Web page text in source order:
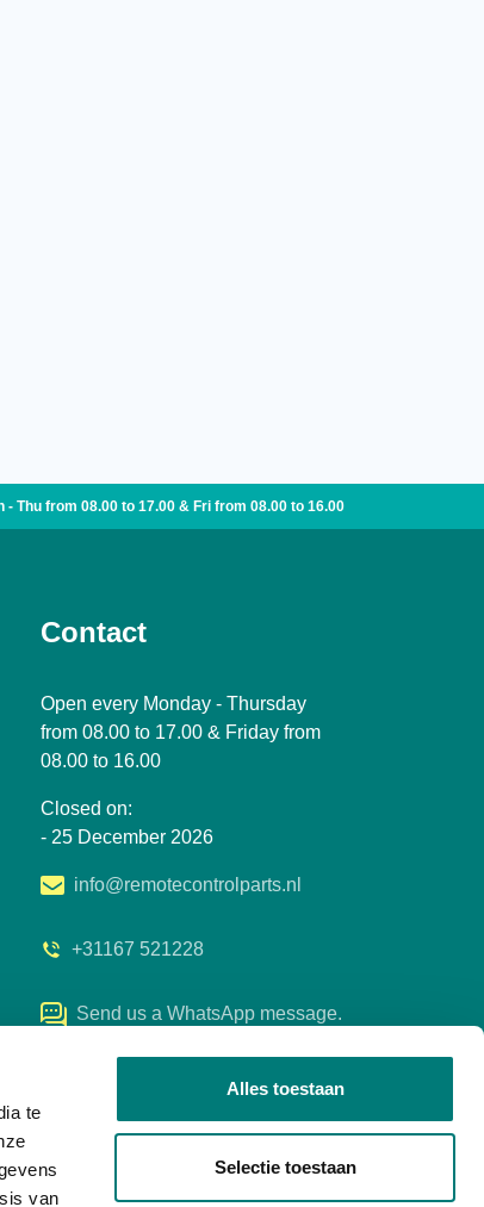
te
van
Alles toestaan
Selectie toestaan
- Thu from 08.00 to 17.00 & Fri from 08.00 to 16.00
Contact
Open every Monday - Thursday
from 08.00 to 17.00 & Friday from
08.00 to 16.00
Closed on:
- 25 December 2026
info@remotecontrolparts.nl
+31167 521228
Send us a WhatsApp message.